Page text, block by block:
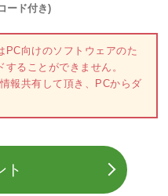
ード付き)
PC向けのソフトウェアのた
ることができません。
報共有して頂き、PCからダ
ト